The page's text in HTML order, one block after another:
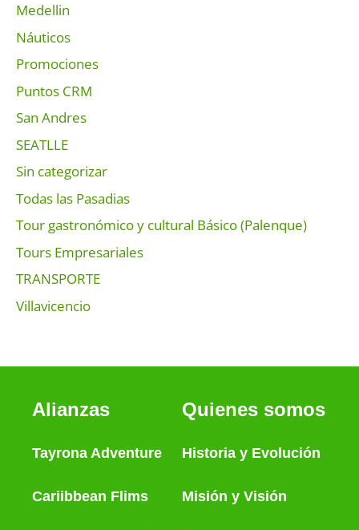
Medellin
Náuticos
Promociones
Puntos CRM
San Andres
SEATLLE
Sin categorizar
Todas las Pasadias
Tour gastronómico y cultural Básico (Palenque)
Tours Empresariales
TRANSPORTE
Villavicencio
Alianzas
Tayrona Adventure
Cariibbean Flims
Quienes somos
Historia y Evolución
Misión y Visión